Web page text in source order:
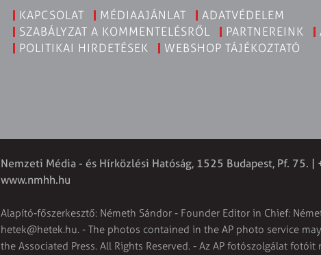
KAPCSOLAT MÉDIAAJÁNLAT
ADATVÉDELEM
SZABÁLYZAT A KOMMENTELÉSRŐL
PARTNEREINK
POLITIKAI HIRDETÉSEK
WEBSHOP TÁJÉKOZTATÓ
Nemzeti Média - és Hírközlési Hatóság, 1525 Budapest, Pf.
www.nmhh.hu
Alapító-főszerkesztő: Németh Sándor - Founder Editor in Chief:
hetek@hetek.hu. - The photos contained in the AP photo service
the Associated Press. All Rights Reserved. - Az AP fotószolgálat